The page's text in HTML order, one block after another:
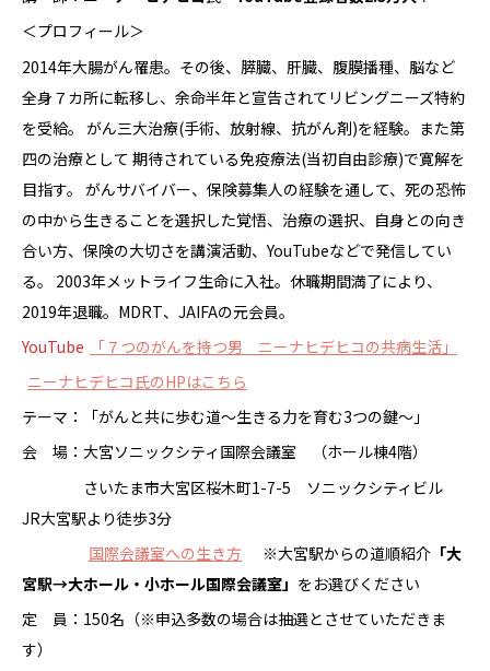
＜プロフィール＞
2014年大腸がん罹患。その後、膵臓、肝臓、腹膜播種、脳など
全身７カ所に転移し、余命半年と宣告されてリビングニーズ特約
を受給。 がん三大治療(手術、放射線、抗がん剤)を経験。また第
四の治療として 期待されている免疫療法(当初自由診療)で寛解を
目指す。 がんサバイバー、保険募集人の経験を通して、死の恐怖
の中から生きることを選択した覚悟、治療の選択、自身との向き
合い方、保険の大切さを講演活動、YouTubeなどで発信してい
る。 2003年メットライフ生命に入社。休職期間満了により、
2019年退職。MDRT、JAIFAの元会員。
YouTube
「７つのがんを持つ男 ニーナヒデヒコの共病生活」
ニーナヒデヒコ氏のHPはこちら
テーマ：「がんと共に歩む道～生きる力を育む3つの鍵～」
会 場：大宮ソニックシティ国際会議室 （ホール棟4階）
さいたま市大宮区桜木町1-7-5 ソニックシティビル
JR大宮駅より徒歩3分
国際会議室への生き方
※大宮駅からの道順紹介 「大
宮駅→大ホール・小ホール国際会議室」 をお選びください
定 員：150名（※申込多数の場合は抽選とさせていただきま
す）